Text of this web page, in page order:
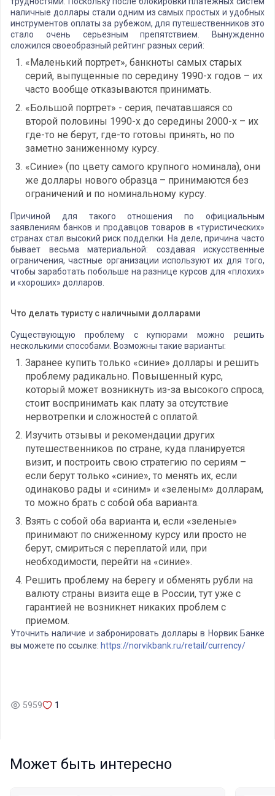
наличные доллары стали одним из самых простых и удобных
инструментов оплаты за рубежом, для путешественников это
стало очень серьезным препятствием. Вынужденно
сложился своеобразный рейтинг разных серий:
«Маленький портрет», банкноты самых старых
серий, выпущенные по середину 1990-х годов – их
часто вообще отказываются принимать.
«Большой портрет» - серия, печатавшаяся со
второй половины 1990-х до середины 2000-х – их
где-то не берут, где-то готовы принять, но по
заметно заниженному курсу.
«Синие» (по цвету самого крупного номинала), они
же доллары нового образца – принимаются без
ограничений и по номинальному курсу.
Причиной для такого отношения по официальным
заявлениям банков и продавцов товаров в «туристических»
странах стал высокий риск подделки. На деле, причина часто
бывает весьма материальной: создавая искусственные
ограничения, частные организации используют их для того,
чтобы заработать побольше на разнице курсов для «плохих»
и «хороших» долларов.
Что делать туристу с наличными долларами
Существующую проблему с купюрами можно решить
несколькими способами. Возможны такие варианты:
Заранее купить только «синие» доллары и решить
проблему радикально. Повышенный курс,
который может возникнуть из-за высокого спроса,
стоит воспринимать как плату за отсутствие
нервотрепки и сложностей с оплатой.
Изучить отзывы и рекомендации других
путешественников по стране, куда планируется
визит, и построить свою стратегию по сериям –
если берут только «синие», то менять их, если
одинаково рады и «синим» и «зеленым» долларам,
то можно брать с собой оба варианта.
Взять с собой оба варианта и, если «зеленые»
принимают по сниженному курсу или просто не
берут, смириться с переплатой или, при
необходимости, перейти на «синие».
Решить проблему на берегу и обменять рубли на
валюту страны визита еще в России, тут уже с
гарантией не возникнет никаких проблем с
приемом.
Уточнить наличие и забронировать доллары в Норвик Банке
вы можете по ссылке: https://norvikbank.ru/retail/currency/
5959 1
Может быть интересно